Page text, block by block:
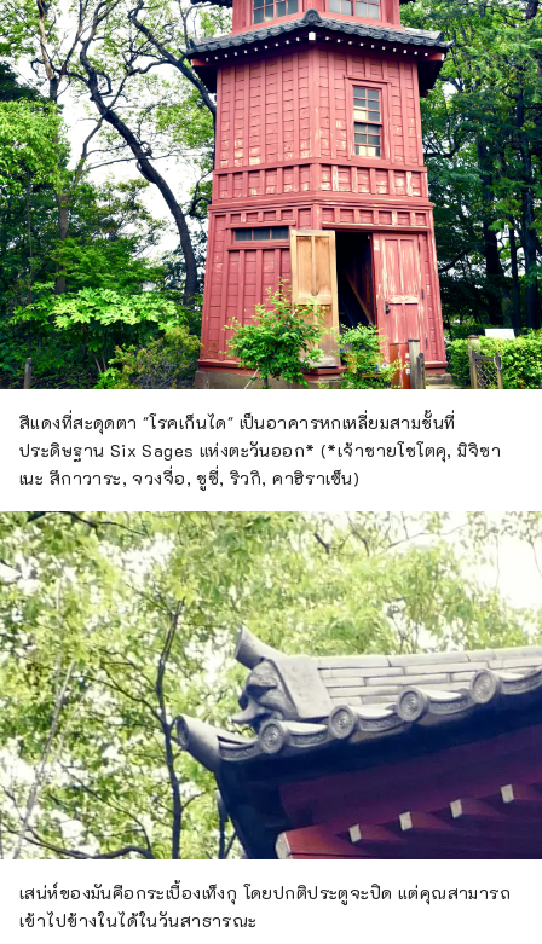
สีแดงที่สะดุดตา "โรคเก็นได" เป็นอาคารหกเหลี่ยมสามชั้นที่
ประดิษฐาน Six Sages แห่งตะวันออก* (*เจ้าชายโชโตคุ, มิจิซา
เนะ สึกาวาระ, จวงจื่อ, ชูซี่, ริวกิ, คาฮิราเซ็น)
เสน่ห์ของมันคือกระเบื้องเท็งกุ โดยปกติประตูจะปิด แต่คุณสามารถ
เข้าไปข้างในได้ในวันสาธารณะ